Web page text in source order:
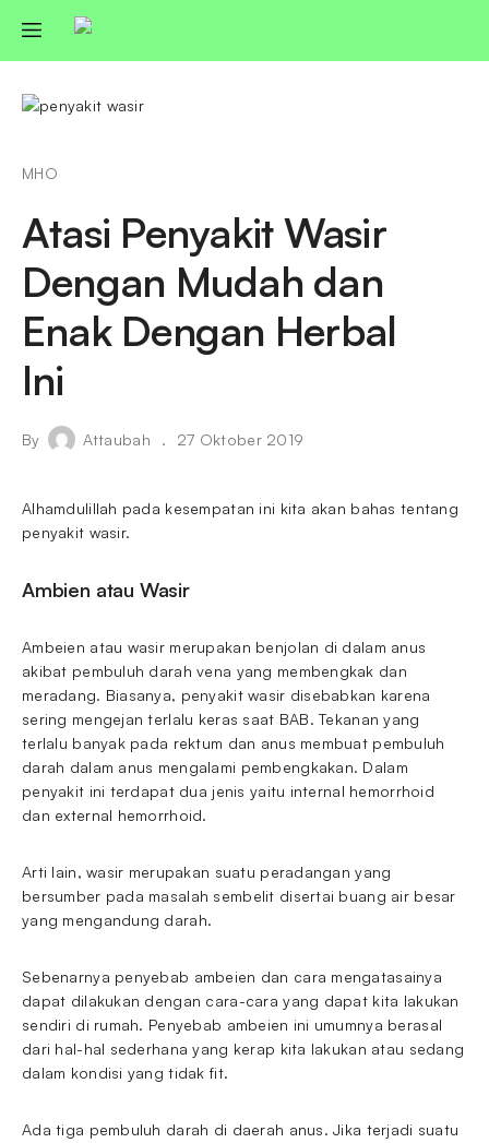
MHO
Atasi Penyakit Wasir
Dengan Mudah dan
Enak Dengan Herbal
Ini
By Attaubah 27 Oktober 2019
Alhamdulillah pada kesempatan ini kita akan bahas tentang
penyakit wasir.
Ambien atau Wasir
Ambeien atau wasir merupakan benjolan di dalam anus
akibat pembuluh darah vena yang membengkak dan
meradang. Biasanya, penyakit wasir disebabkan karena
sering mengejan terlalu keras saat BAB. Tekanan yang
terlalu banyak pada rektum dan anus membuat pembuluh
darah dalam anus mengalami pembengkakan. Dalam
penyakit ini terdapat dua jenis yaitu internal hemorrhoid
dan external hemorrhoid.
Arti lain, wasir merupakan suatu peradangan yang
bersumber pada masalah sembelit disertai buang air besar
yang mengandung darah.
Sebenarnya penyebab ambeien dan cara mengatasainya
dapat dilakukan dengan cara-cara yang dapat kita lakukan
sendiri di rumah. Penyebab ambeien ini umumnya berasal
dari hal-hal sederhana yang kerap kita lakukan atau sedang
dalam kondisi yang tidak fit.
Ada tiga pembuluh darah di daerah anus. Jika terjadi suatu